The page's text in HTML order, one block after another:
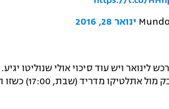
ינואר 28, 2016
ויש עוד סיכוי אולי שנוליטו
יום שני בחצות". כעת כאמור